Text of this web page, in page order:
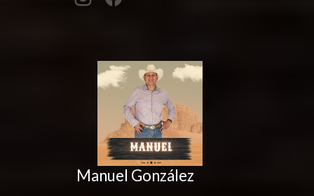
Manuel González